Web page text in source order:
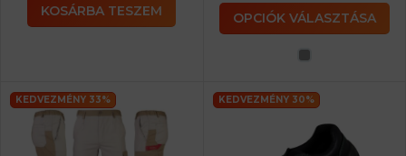
KOSÁRBA TESZEM OPCIÓK VÁLASZTÁSA
KEDVEZMÉNY 33% KEDVEZMÉNY 30%